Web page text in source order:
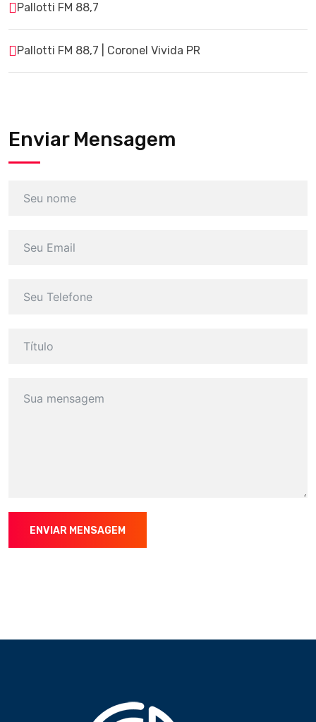
Pallotti FM 88,7
Pallotti FM 88,7 | Coronel Vivida PR
Enviar Mensagem
ENVIAR MENSAGEM